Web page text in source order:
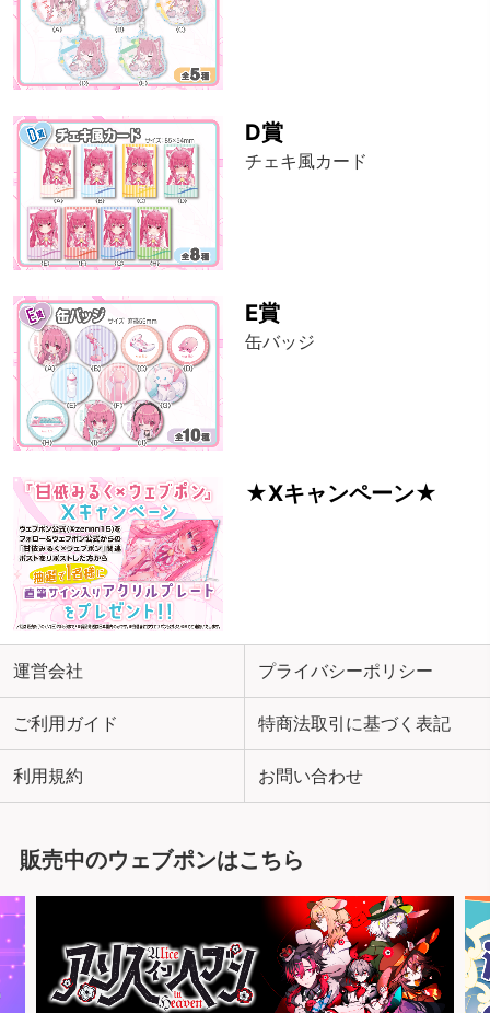
D賞
チェキ風カード
E賞
缶バッジ
★Xキャンペーン★
運営会社 プライバシーポリシー
ご利用ガイド 特商法取引に基づく表記
利用規約 お問い合わせ
販売中のウェブポンはこちら